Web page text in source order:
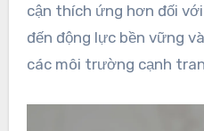
cận thích ứng hơn đối
đến động lực bền vững
các môi trường cạnh